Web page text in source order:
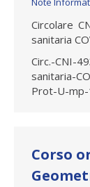
Circolare
sanitaria
Circ.-CNI-
sanitaria-
Prot-U-
Corso